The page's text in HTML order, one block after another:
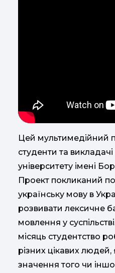
Цей мультимедійний
студенти та викладачі
університету імені
Проект покликаний
українську мову в
розвивати лексичне
мовлення у
місяць студентство
різних цікавих
значення того чи